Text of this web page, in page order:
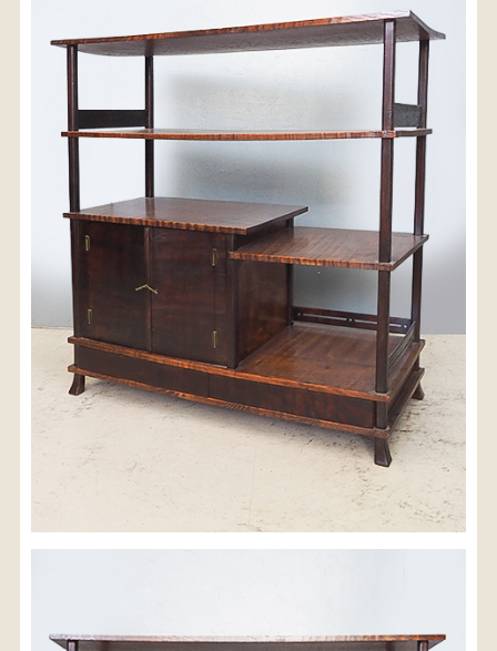
・商品代金に送料は含まれておりません。
・送料は、商品のサイズ・発送先地域によって異なり
ます。
・ご購入手続きを進める途中で「宅急便」を選択いた
だくと、自動的に送料が加算されます。
・配送についての詳細は、こちら→
【送料を確認する】
お届け先、送料ランクを選択する事で送料が表
示されます。
お届け先
送料ランク
配送料金(税込)